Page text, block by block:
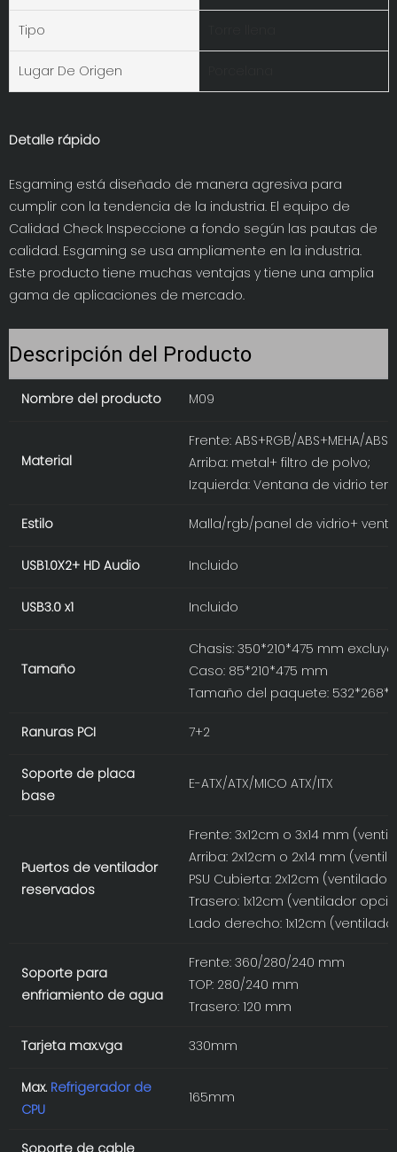
Tipo
Lugar De Origen
Detalle rápido
Esgaming está diseñado de manera agresiva para
cumplir con la tendencia de la industria. El equipo de
Calidad Check Inspeccione a fondo según las pautas de
calidad. Esgaming se usa ampliamente en la industria.
Este producto tiene muchas ventajas y tiene una amplia
gama de aplicaciones de mercado.
Descripción del Producto
Nombre del producto M09
Material
Frente: ABS+RGB/ABS+MEHA/
Arriba: metal+ filtro de polvo;
Izquierda: Ventana de vidrio
Estilo Malla/rgb/panel de vidrio+
USB1.0X2+ HD Audio Incluido
USB3.0 x1 Incluido
Tamaño
Chasis: 350*210*475 mm
Caso: 85*210*475 mm
Tamaño del paquete:
Ranuras PCI 7+2
Soporte de placa
base
E-ATX/ATX/MICO ATX/ITX
Puertos de ventilador
reservados
Frente: 3x12cm o 3x14 mm
Arriba: 2x12cm o 2x14 mm
PSU Cubierta: 2x12cm
Trasero: 1x12cm (ventilador
Lado derecho: 1x12cm
Soporte para
enfriamiento de agua
Frente: 360/280/240 mm
TOP: 280/240 mm
Trasero: 120 mm
Tarjeta max.vga 330mm
Max. Refrigerador de
CPU
165mm
Soporte de cable